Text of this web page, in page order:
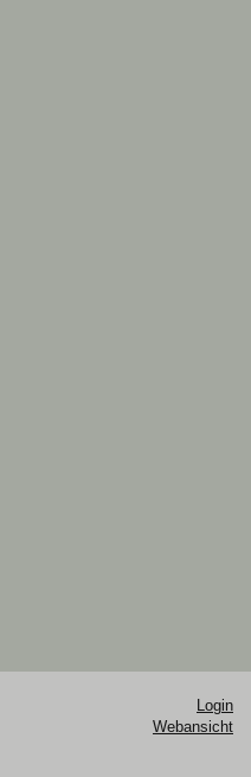
Login
Webansicht